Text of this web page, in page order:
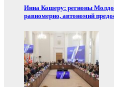
Инна Кошеру: регионы
равномерно, автономий